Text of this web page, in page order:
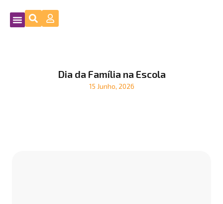
Dia da Família na Escola
15 Junho, 2026